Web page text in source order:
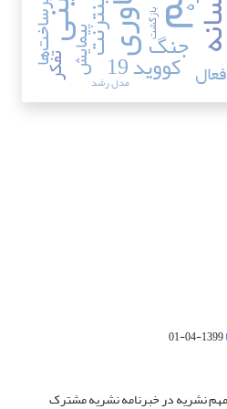
کووید 19
اینترنت جنگ زیرساخت‌هاپیمایشتفکر
مدل رشد
بازگشت
1399-04-01
مهم نشریه در خبرنامه نشریه مشترک